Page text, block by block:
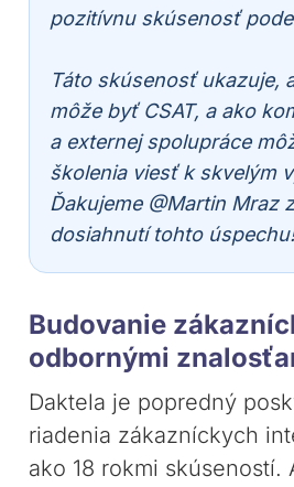
pozitívnu skúsenosť
Táto skúsenosť ukazuje,
môže byť CSAT, a ako
a externej spolupráce
školenia viesť k skvelým
Ďakujeme @Martin Mraz
dosiahnutí tohto
Budovanie
odbornými
Daktela je popredný
riadenia zákazníckych
ako 18 rokmi skúseností.